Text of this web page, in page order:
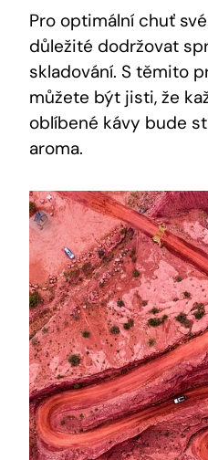
Pro optimální chuť
důležité dodržovat
skladování. S těmito
můžete být jisti, že
oblíbené kávy bude
aroma.